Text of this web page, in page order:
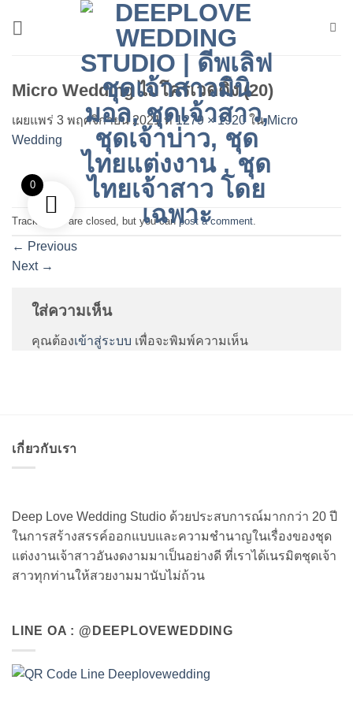
Micro Wedding ไมโครเวดดิ้ง (20)
เผยแพร่ 3 พฤศจิกายน 2021ที่1279 × 1920ในMicro
Wedding
Trackbacks are closed, but you canpost a comment
← Previous
Next →
ใส่ความเห็น
คุณต้องเข้าสู่ระบบ เพื่อจะพิมพ์ความเห็น
เกี่ยวกับเรา
Deep Love Wedding Studio ด้วยประสบการณ์มากกว่า 20 ปี
ในการสร้างสรรค์ออกแบบและความชำนาญในเรื่องของชุด
แต่งงานเจ้าสาวอันงดงามมาเป็นอย่างดี ที่เราได้เนรมิตชุดเจ้า
สาวทุกท่านให้สวยงามมานับไม่ถ้วน
LINE OA : @DEEPLOVEWEDDING
0